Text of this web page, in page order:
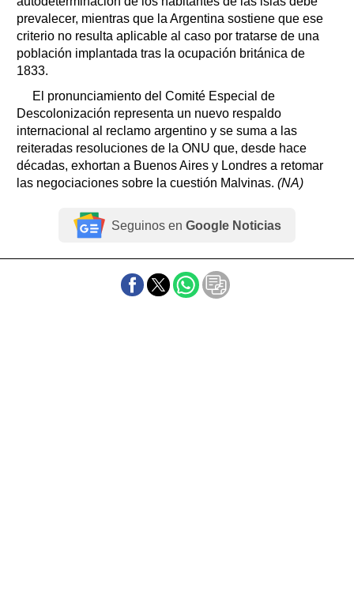
prevalecer, mientras que la Argentina sostiene que ese
criterio no resulta aplicable al caso por tratarse de una
población implantada tras la ocupación británica de
1833.
El pronunciamiento del Comité Especial de
Descolonización representa un nuevo respaldo
internacional al reclamo argentino y se suma a las
reiteradas resoluciones de la ONU que, desde hace
décadas, exhortan a Buenos Aires y Londres a retomar
las negociaciones sobre la cuestión Malvinas. (NA)
Seguinos en Google Noticias